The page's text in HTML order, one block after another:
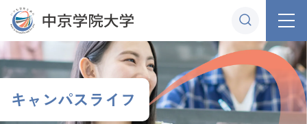
グ
ロ
ー
バ
本
文
へ
ロ
ー
カ
ル
フ
ッ
タ
ー
キャンパスライフ